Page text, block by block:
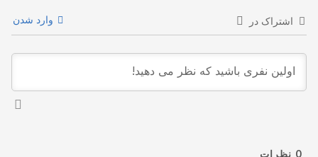
اشتراک در وارد شدن
0نظرات